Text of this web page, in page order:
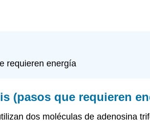
requieren energía
(pasos que requieren
dos moléculas de adenosina